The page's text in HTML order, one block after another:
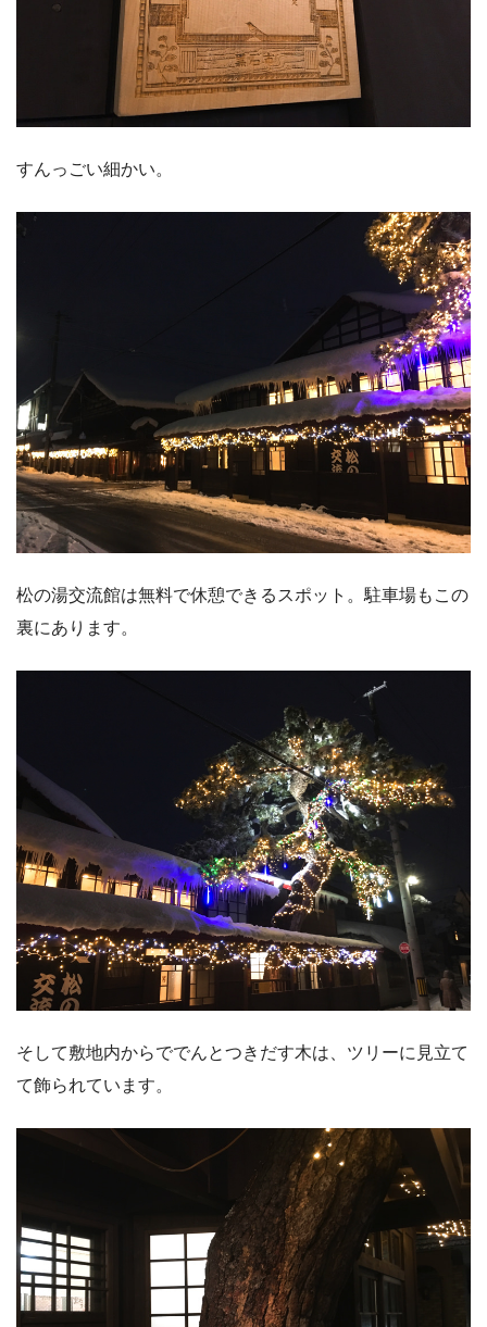
すんっごい細かい。
松の湯交流館は無料で休憩できるスポット。駐車場もこの
裏にあります。
そして敷地内からででんとつきだす木は、ツリーに見立て
て飾られています。